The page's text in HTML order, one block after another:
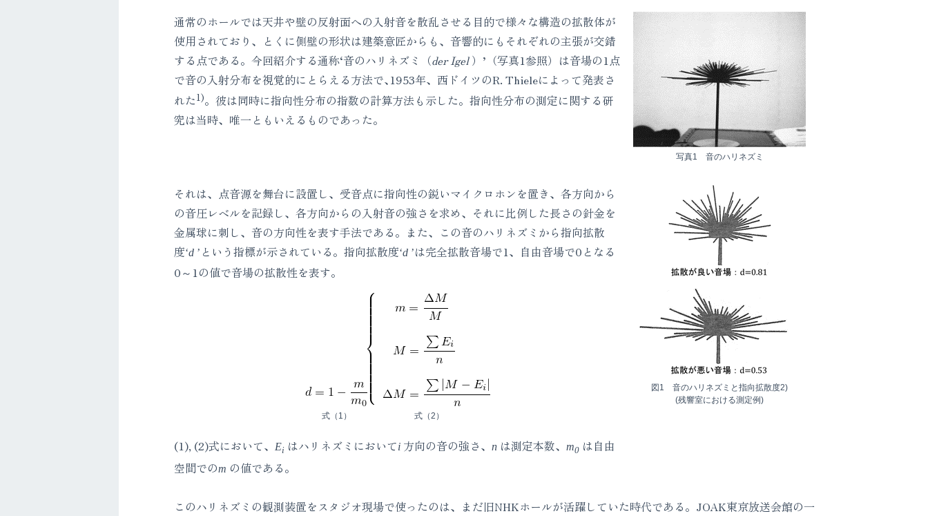
通常のホールでは天井や壁の反射面への入射音を散乱させる目的で様々な構造の拡散体が
使用されており、とくに側壁の形状は建築意匠からも、音響的にもそれぞれの主張が交錯
する点である。今回紹介する通称‘音のハリネズミ（der Igel）’（写真1参照）は音場の1点
で音の入射分布を視覚的にとらえる方法で､1953年、西ドイツのR. Thieleによって発表さ
れた1)。彼は同時に指向性分布の指数の計算方法も示した。指向性分布の測定に関する研
究は当時、唯一ともいえるものであった。
写真1 音のハリネズミ
それは、点音源を舞台に設置し、受音点に指向性の鋭いマイクロホンを置き、各方向から
の音圧レベルを記録し、各方向からの入射音の強さを求め、それに比例した長さの針金を
金属球に刺し、音の方向性を表す手法である。また、この音のハリネズミから指向拡散
度‘d ’ という指標が示されている。指向拡散度‘d ’は完全拡散音場で1、自由音場で0となる
0～1の値で音場の拡散性を表す。
式（1） 式（2）
(1), (2)式において、 Ei はハリネズミにおいてi 方向の音の強さ、 n は測定本数、 m0 は自由
空間でのm の値である。
図1 音のハリネズミと指向拡散度2)
(残響室における測定例)
このハリネズミの観測装置をスタジオ現場で使ったのは、まだ旧NHKホールが活躍していた時代である。JOAK東京放送会館の一